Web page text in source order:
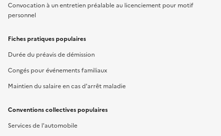
Convocation à un entretien préalable au licenciement pour motif
personnel
Fiches pratiques populaires
Durée du préavis de démission
Congés pour événements familiaux
Maintien du salaire en cas d'arrêt maladie
Conventions collectives populaires
Services de l'automobile